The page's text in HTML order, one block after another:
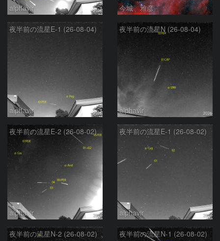
alphavir 今城 雅彦
夜半前の流星E-1 (26-08-04)
alphavir
夜半前の流星N (26-08-04)
alphavir
夜半前の流星E-2 (26-08-02)
alphavir
夜半前の流星E-1 (26-08-02)
alphavir
夜半前の流星N-2 (26-08-02) 夜半前の流星N-1 (26-08-02)